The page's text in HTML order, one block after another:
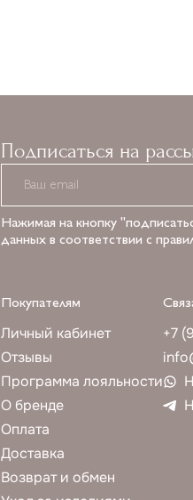
Подписаться на
Нажимая на кнопку
данных в соответствии с
Покупателям
Личный кабинет
Отзывы
Программа лояльности
О бренде
Оплата
Доставка
Возврат и обмен
+7